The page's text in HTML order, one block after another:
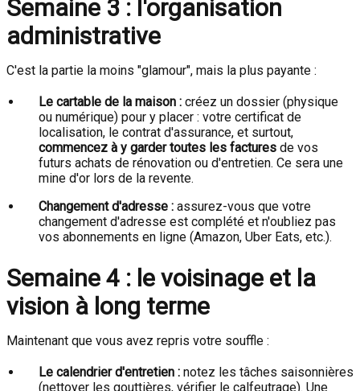
Semaine 3 : l'organisation
administrative
C'est la partie la moins "glamour", mais la plus payante :
Le cartable de la maison : créez un dossier (physique
ou numérique) pour y placer : votre certificat de
localisation, le contrat d'assurance, et surtout,
commencez à y garder toutes les factures de vos
futurs achats de rénovation ou d'entretien. Ce sera une
mine d'or lors de la revente.
Changement d'adresse : assurez-vous que votre
changement d'adresse est complété et n'oubliez pas
vos abonnements en ligne (Amazon, Uber Eats, etc.).
Semaine 4 : le voisinage et la
vision à long terme
Maintenant que vous avez repris votre souffle :
Le calendrier d'entretien : notez les tâches saisonnières
(nettoyer les gouttières, vérifier le calfeutrage). Une